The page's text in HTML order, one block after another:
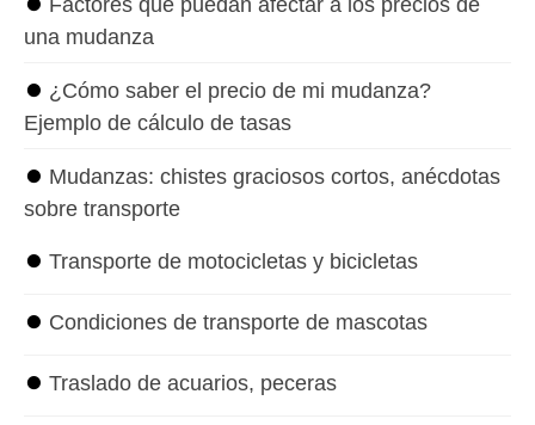
una mudanza
⏺ ¿Cómo saber el precio de mi mudanza?
Ejemplo de cálculo de tasas
⏺ Mudanzas: chistes graciosos cortos, anécdotas
sobre transporte
⏺ Transporte de motocicletas y bicicletas
⏺ Condiciones de transporte de mascotas
⏺ Traslado de acuarios, peceras